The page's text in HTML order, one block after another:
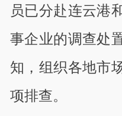
员已分赴连云港
事企业的调查处
知，组织各地市
项排查。